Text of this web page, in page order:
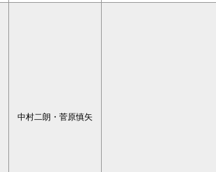
中村二朗・菅原慎矢